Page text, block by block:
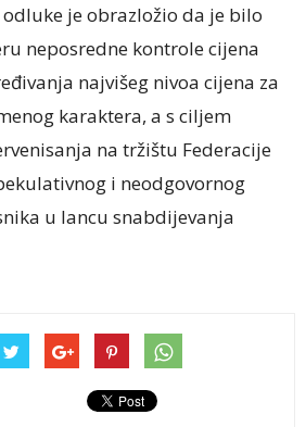
je obrazložio da je bilo
neposredne kontrole cijena
najvišeg nivoa cijena za
karaktera, a s ciljem
na tržištu Federacije
i neodgovornog
u lancu snabdijevanja